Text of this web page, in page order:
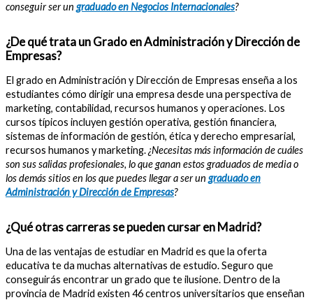
conseguir ser un graduado en Negocios Internacionales?
¿De qué trata un Grado en Administración y Dirección de
Empresas?
El grado en Administración y Dirección de Empresas enseña a los
estudiantes cómo dirigir una empresa desde una perspectiva de
marketing, contabilidad, recursos humanos y operaciones. Los
cursos típicos incluyen gestión operativa, gestión financiera,
sistemas de información de gestión, ética y derecho empresarial,
recursos humanos y marketing.¿Necesitas más información de cuáles
son sus salidas profesionales, lo que ganan estos graduados de media o
los demás sitios en los que puedes llegar a ser un graduado en
Administración y Dirección de Empresas?
¿Qué otras carreras se pueden cursar en Madrid?
Una de las ventajas de estudiar en Madrid es que la oferta
educativa te da muchas alternativas de estudio. Seguro que
conseguirás encontrar un grado que te ilusione. Dentro de la
provincia de Madrid existen 46 centros universitarios que enseñan